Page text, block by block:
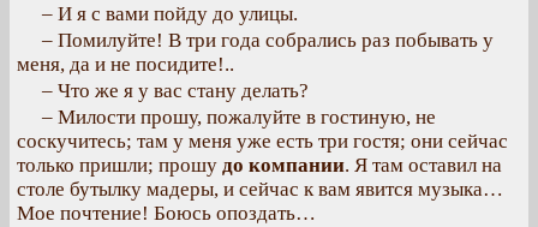
– И я с вами пойду до улицы.
– Помилуйте! В три года собрались раз побывать у
меня, да и не посидите!..
– Что же я у вас стану делать?
– Милости прошу, пожалуйте в гостиную, не
соскучитесь; там у меня уже есть три гостя; они сейчас
только пришли; прошу до компании. Я там оставил на
столе бутылку мадеры, и сейчас к вам явится музыка…
Мое почтение! Боюсь опоздать…